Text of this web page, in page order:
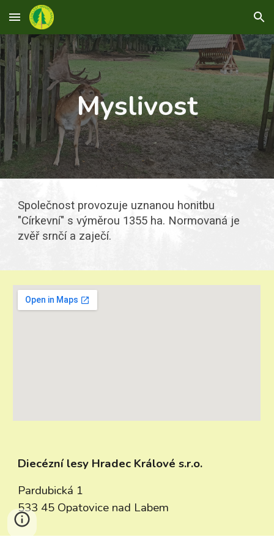
Skip to main content Skip to navigation
Myslivost
Společnost provozuje uznanou honitbu
"Církevní" s výměrou 1355 ha. Normovaná je
zvěř srnčí a zaječí.
Diecézní lesy Hradec Králové s.r.o.
Pardubická 1
533 45 Opatovice nad Labem